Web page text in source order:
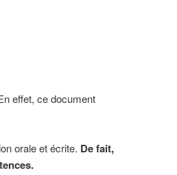
effet, ce document
orale et écrite. De fait,